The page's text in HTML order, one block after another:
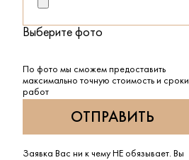
Выберите фото
По фото мы сможем предоставить
максимально точную стоимость и сроки
работ
Заявка Вас ни к чему НЕ обязывает. Вы